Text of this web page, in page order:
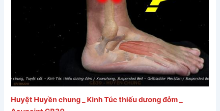
Huyệt Huyền chung _ Kinh Túc thiếu dương đởm _